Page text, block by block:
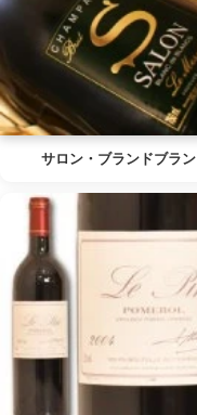
サロン・ブランドブラン